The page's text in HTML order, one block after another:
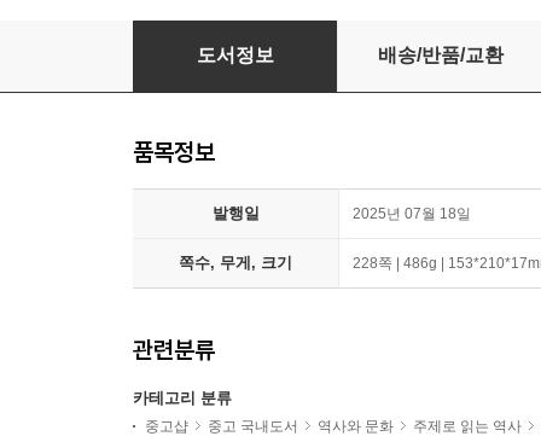
내 마음 하나 잊지 말자는 것이다
도서정보 배송/반품/교환
품목정보
발행일 2025년 07월 18일
쪽수, 무게, 크기 228쪽 | 486g |
관련분류
카테고리 분류
중고샵 중고 국내도서 역사와 문화
주제로 읽는 역사